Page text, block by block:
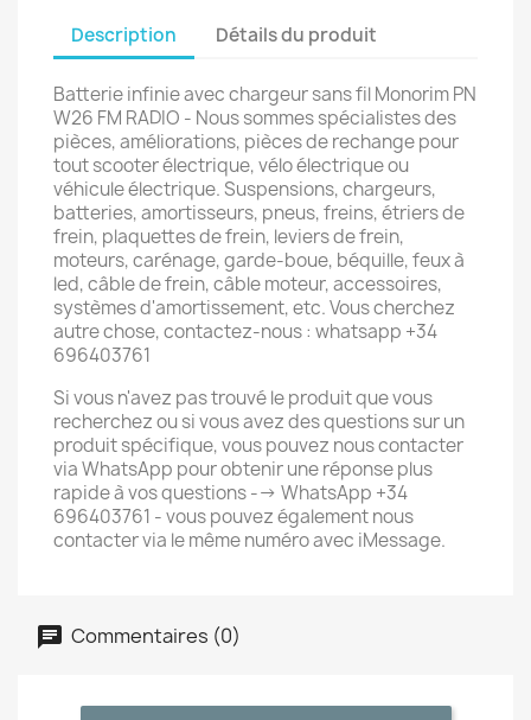
Description Détails du produit
Batterie infinie avec chargeur sans fil Monorim PN
W26 FM RADIO - Nous sommes spécialistes des
pièces, améliorations, pièces de rechange pour
tout scooter électrique, vélo électrique ou
véhicule électrique. Suspensions, chargeurs,
batteries, amortisseurs, pneus, freins, étriers de
frein, plaquettes de frein, leviers de frein,
moteurs, carénage, garde-boue, béquille, feux à
led, câble de frein, câble moteur, accessoires,
systèmes d'amortissement, etc. Vous cherchez
autre chose, contactez-nous : whatsapp +34
696403761
Si vous n'avez pas trouvé le produit que vous
recherchez ou si vous avez des questions sur un
produit spécifique, vous pouvez nous contacter
via WhatsApp pour obtenir une réponse plus
rapide à vos questions --> WhatsApp +34
696403761 - vous pouvez également nous
contacter via le même numéro avec iMessage.
Commentaires (0)